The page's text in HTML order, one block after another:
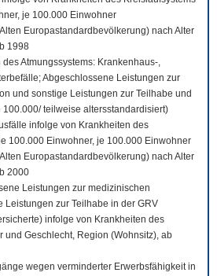
je 100.000 Einwohner
Europastandardbevölkerung) nach Alter
1998
Atmungssystems: Krankenhaus-,
Abgeschlossene Leistungen zur
und sonstige Leistungen zur Teilhabe und
teilweise altersstandardisiert)
infolge von Krankheiten des
100.000 Einwohner, je 100.000 Einwohner
Europastandardbevölkerung) nach Alter
2000
Leistungen zur medizinischen
Leistungen zur Teilhabe in der GRV
infolge von Krankheiten des
und Geschlecht, Region (Wohnsitz), ab
wegen verminderter Erwerbsfähigkeit in